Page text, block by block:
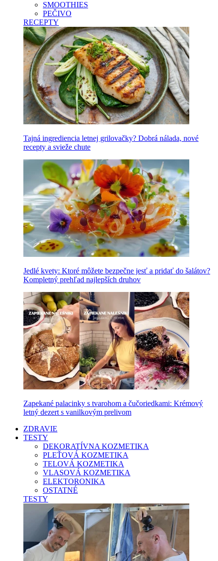
SMOOTHIES
PEČIVO
RECEPTY
Tajná ingrediencia letnej grilovačky? Dobrá nálada, nové
recepty a svieže chute
Jedlé kvety: Ktoré môžete bezpečne jesť a pridať do šalátov?
Kompletný prehľad najlepších druhov
Zapekané palacinky s tvarohom a čučoriedkami: Krémový
letný dezert s vanilkovým prelivom
ZDRAVIE
TESTY
DEKORATÍVNA KOZMETIKA
PLEŤOVÁ KOZMETIKA
TELOVÁ KOZMETIKA
VLASOVÁ KOZMETIKA
ELEKTORONIKA
OSTATNÉ
TESTY